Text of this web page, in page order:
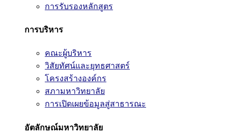
การรับรองหลักสูตร
การบริหาร
คณะผู้บริหาร
วิสัยทัศน์และยุทธศาสตร์
โครงสร้างองค์กร
สภามหาวิทยาลัย
การเปิดเผยข้อมูลสู่สาธารณะ
อัตลักษณ์มหาวิทยาลัย